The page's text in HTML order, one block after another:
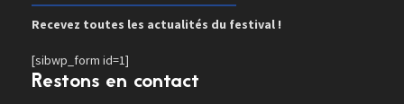
Recevez toutes les actualités du festival !
[sibwp_form id=1]
Restons en contact